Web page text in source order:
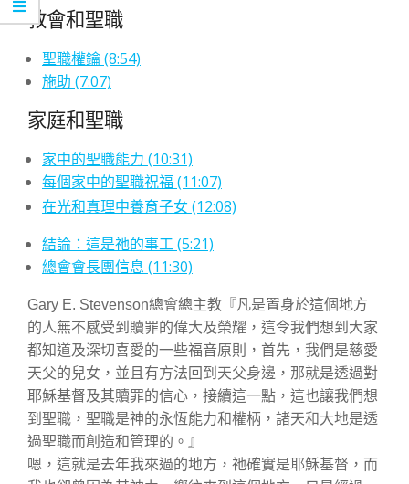
教會和聖職
聖職權鑰 (8:54)
施助 (7:07)
家庭和聖職
家中的聖職能力 (10:31)
每個家中的聖職祝福 (11:07)
在光和真理中養育子女 (12:08)
結論：這是祂的事工 (5:21)
總會會長團信息 (11:30)
Gary E. Stevenson總會總主教『凡是置身於這個地方
的人無不感受到贖罪的偉大及榮耀，這令我們想到大家
都知道及深切喜愛的一些福音原則，首先，我們是慈愛
天父的兒女，並且有方法回到天父身邊，那就是透過對
耶穌基督及其贖罪的信心，接續這一點，這也讓我們想
到聖職，聖職是神的永恆能力和權柄，諸天和大地是透
過聖職而創造和管理的。』
嗯，這就是去年我來過的地方，祂確實是耶穌基督，而